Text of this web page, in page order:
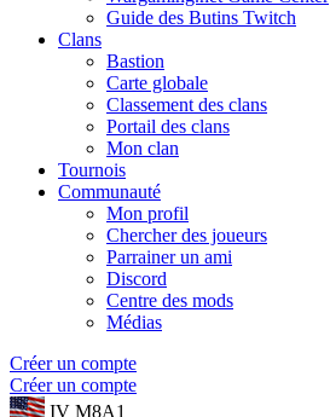
Guide des Butins Twitch
Clans
Bastion
Carte globale
Classement des clans
Portail des clans
Mon clan
Tournois
Communauté
Mon profil
Chercher des joueurs
Parrainer un ami
Discord
Centre des mods
Médias
Créer un compte
Créer un compte
IV M8A1